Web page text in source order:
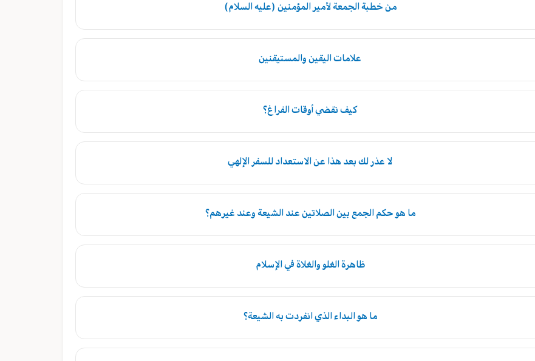
من خطبة الجمعة لأمير المؤمنين (عليه السلام)
علامات اليقين والمستيقنين
كيف نقضي أوقات الفراغ؟
لا عذر لك بعد هذا عن الاستعداد للسفر الإلهي
ما هو حكم الجمع بين الصلاتين عند الشيعة وعند غيرهم؟
ظاهرة الغلو والغلاة في الإسلام
ما هو البداء الذي انفردت به الشيعة؟